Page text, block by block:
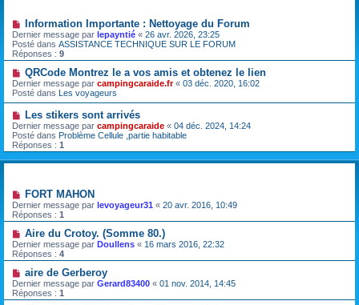
Information Importante : Nettoyage du Forum
Dernier message par lepayntié « 26 avr. 2026, 23:25
Posté dans ASSISTANCE TECHNIQUE SUR LE FORUM
Réponses : 9
QRCode Montrez le a vos amis et obtenez le lien
Dernier message par campingcaraide.fr« 03 déc. 2020, 16:02
Posté dans Les voyageurs
Les stikers sont arrivés
Dernier message par campingcaraide « 04 déc. 2024, 14:24
Posté dans Problème Cellule ,partie habitable
Réponses : 1
FORT MAHON
Dernier message par levoyageur31 « 20 avr. 2016, 10:49
Réponses : 1
Aire du Crotoy. (Somme 80.)
Dernier message par Doullens « 16 mars 2016, 22:32
Réponses : 4
aire de Gerberoy
Dernier message par Gerard83400 « 01 nov. 2014, 14:45
Réponses : 1